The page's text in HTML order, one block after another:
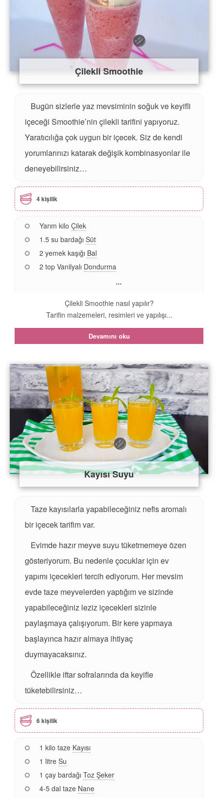
Çilekli Smoothie
Bugün sizlerle yaz mevsiminin soğuk ve keyifli
içeceği Smoothie’nin çilekli tarifini yapıyoruz.
Yaratıcılığa çok uygun bir içecek. Siz de kendi
yorumlarınızı katarak değişik kombinasyonlar ile
deneyebilirsiniz…
4 kişilik
Yarım kilo Çilek
1.5 su bardağı Süt
2 yemek kaşığı Bal
2 top Vanilyalı Dondurma
...
Çilekli Smoothie nasıl yapılır?
Tarifin malzemeleri, resimleri ve yapılışı...
Devamını oku
Kayısı Suyu
Taze kayısılarla yapabileceğiniz nefis aromalı
bir içecek tarifim var.
Evimde hazır meyve suyu tüketmemeye özen
gösteriyorum. Bu nedenle çocuklar için ev
yapımı içecekleri tercih ediyorum. Her mevsim
evde taze meyvelerden yaptığım ve sizinde
yapabileceğiniz leziz içecekleri sizinle
paylaşmaya çalışıyorum. Bir kere yapmaya
başlayınca hazır almaya ihtiyaç
duymayacaksınız.
Özellikle iftar sofralarında da keyifle
tüketebilirsiniz…
6 kişilik
1 kilo taze Kayısı
1 litre Su
1 çay bardağı Toz Şeker
4-5 dal taze Nane